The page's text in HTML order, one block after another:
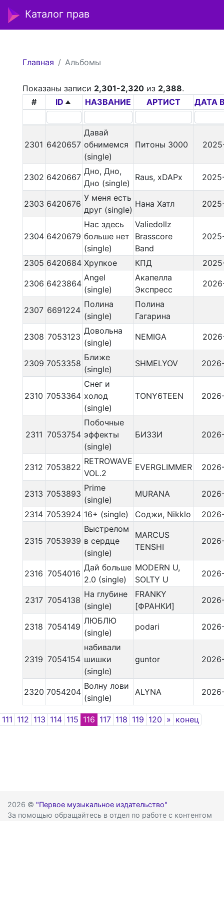
Каталог прав
Главная Альбомы
Показаны записи 2,301-2,320из 2,388.
#
ID НАЗВАНИЕ АРТИСТ ДАТА
2301 6420657
Давай
обнимемся
(single)
Питоны 3000
2302 6420667
Дно, Дно,
Дно (single)
Raus, xDAPx
2303 6420676
У меня есть
друг (single)
Нана Хатл
2304 6420679
Нас здесь
больше нет
(single)
Valiedollz
Brasscore
Band
2305 6420684 Хрупкое КПД
2306 6423864
Angel
(single)
Акапелла
Экспресс
2307 6691224
Полина
(single)
Полина
Гагарина
2308 7053123
Довольна
(single)
NEMIGA
2309 7053358
Ближе
(single)
SHMELYOV
2310 7053364
Снег и
холод
(single)
TONY6TEEN
2311 7053754
Побочные
эффекты
(single)
БИЗЗИ
2312 7053822
RETROWAVE
VOL.2
EVERGLIMMER
2313 7053893
Prime
(single)
MURANA
2314 7053924 16+ (single) Соджи, Nikklo
2315 7053939
Выстрелом
в сердце
(single)
MARCUS
TENSHI
2316 7054016
Дай больше
2.0 (single)
MODERN U,
SOLTY U
2317 7054138
На глубине
(single)
FRANKY
[ФРАНКИ]
2318 7054149
ЛЮБЛЮ
(single)
podari
2319 7054154
набивали
шишки
(single)
guntor
2320 7054204
Волну лови
(single)
ALYNA
111 112 113 114 115 116 117 118 119 120 » Next
конец
2026 © "Первое музыкальное издательство"
За помощью обращайтесь в отдел по работе с контентом